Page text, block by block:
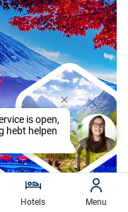
Hotels Menu